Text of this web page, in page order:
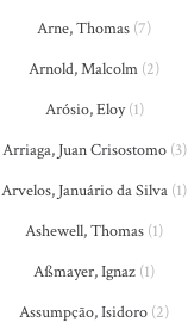
Arne, Thomas (7)
Arnold, Malcolm (2)
Arósio, Eloy(1)
Arriaga, Juan Crisostomo(3)
Arvelos, Januário da Silva (1)
Ashewell, Thomas (1)
Aßmayer, Ignaz (1)
Assumpção, Isidoro (2)